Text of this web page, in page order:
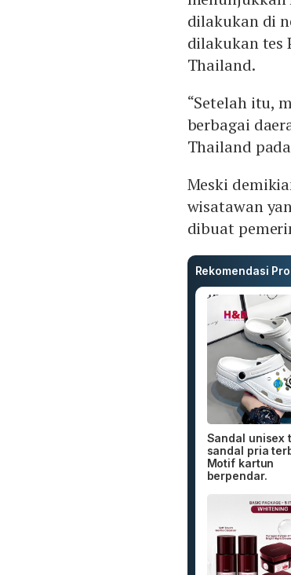
dilakukan di
dilakukan tes
Thailand.
“Setelah itu,
berbagai
Thailand
Meski
wisatawan
dibuat
Rekomendasi
Sandal unisex
sandal pria
Motif kartun
berpendar.